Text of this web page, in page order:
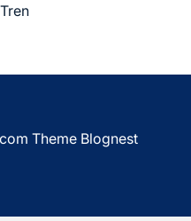
Tren
Theme Blognest